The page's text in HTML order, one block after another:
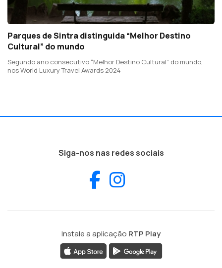
Parques de Sintra distinguida “Melhor Destino
Cultural” do mundo
Segundo ano consecutivo “Melhor Destino Cultural” do mundo,
nos World Luxury Travel Awards 2024
Siga-nos nas redes sociais
Facebook
Instale a aplicação RTP Play